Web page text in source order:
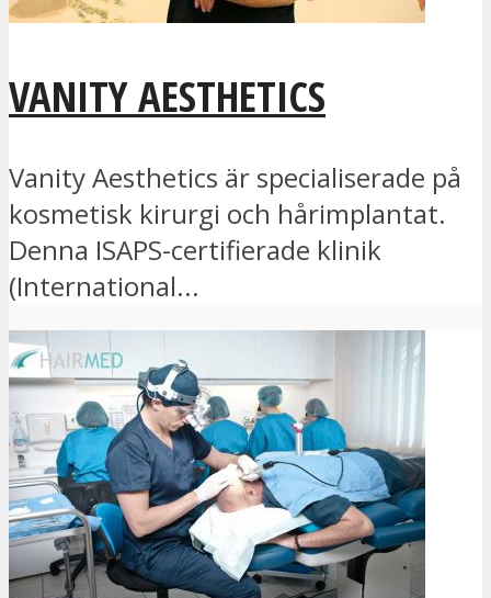
VANITY AESTHETICS
Vanity Aesthetics är specialiserade på
kosmetisk kirurgi och hårimplantat.
Denna ISAPS-certifierade klinik
(International...